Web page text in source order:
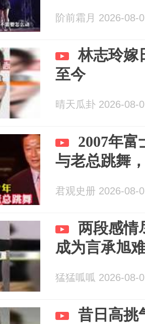
阶前霜月 2026-08-
林志玲嫁
至今
晴天瓜卦 2026-08-
2007年
与老总跳舞
君观史册 2026-08-
两段感情
成为言承旭
猛猛呱呱 2026-08-
昔日高挑